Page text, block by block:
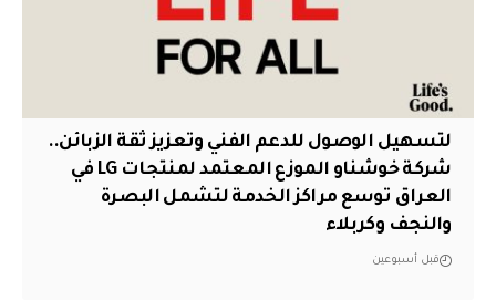
لتسهيل الوصول للدعم الفني وتعزيز ثقة الزبائن..
شركة خوشناو الموزع المعتمد لمنتجات LG في
العراق توسع مراكز الخدمة لتشمل البصرة
والنجف وكربلاء
قبل أسبوعين